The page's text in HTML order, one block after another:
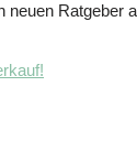
neuen Ratgeber